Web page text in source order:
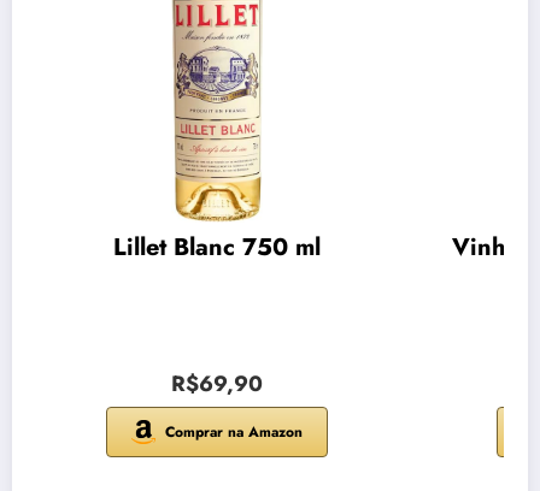
Lillet Blanc 750 ml
R$69,90
Comprar na Amazon
Vinho